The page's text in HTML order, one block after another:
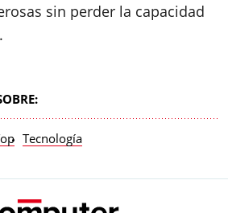
sin perder la capacidad
Tecnología